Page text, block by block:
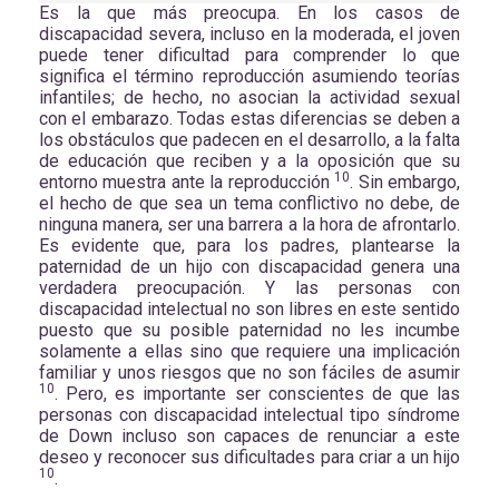
Es la que más preocupa. En los casos de
discapacidad severa, incluso en la moderada, el joven
puede tener dificultad para comprender lo que
significa el término reproducción asumiendo teorías
infantiles; de hecho, no asocian la actividad sexual
con el embarazo. Todas estas diferencias se deben a
los obstáculos que padecen en el desarrollo, a la falta
de educación que reciben y a la oposición que su
entorno muestra ante la reproducción 10. Sin embargo,
el hecho de que sea un tema conflictivo no debe, de
ninguna manera, ser una barrera a la hora de afrontarlo.
Es evidente que, para los padres, plantearse la
paternidad de un hijo con discapacidad genera una
verdadera preocupación. Y las personas con
discapacidad intelectual no son libres en este sentido
puesto que su posible paternidad no les incumbe
solamente a ellas sino que requiere una implicación
familiar y unos riesgos que no son fáciles de asumir
10. Pero, es importante ser conscientes de que las
personas con discapacidad intelectual tipo síndrome
de Down incluso son capaces de renunciar a este
deseo y reconocer sus dificultades para criar a un hijo
10.